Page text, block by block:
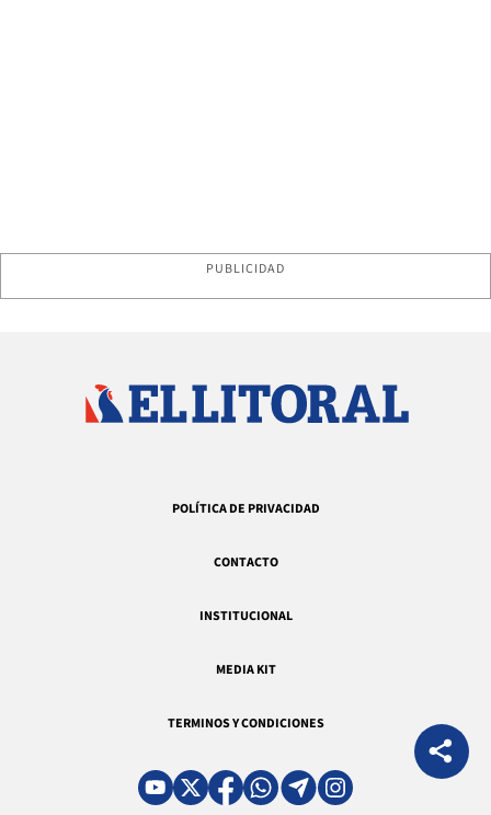
PUBLICIDAD
POLÍTICA DE PRIVACIDAD
CONTACTO
INSTITUCIONAL
MEDIA KIT
TERMINOS Y CONDICIONES